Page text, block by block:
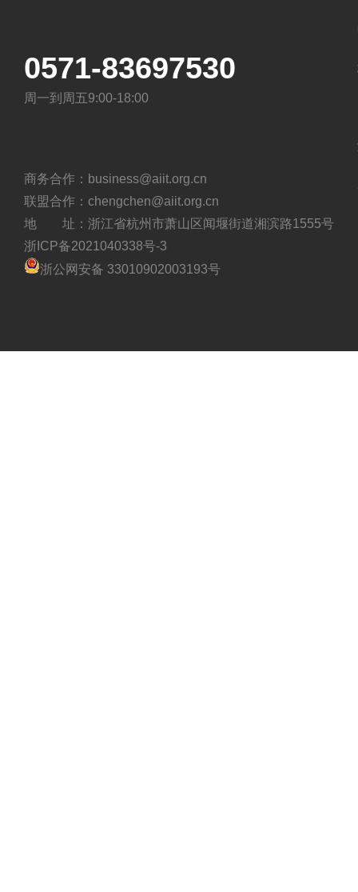
0571-83697530
周一到周五9:00-18:00
商务合作：business@aiit.org.cn
联盟合作：chengchen@aiit.org.cn
地 址：浙江省杭州市萧山区闻堰街道湘滨路1555号
浙ICP备2021040338号-3
浙公网安备 33010902003193号